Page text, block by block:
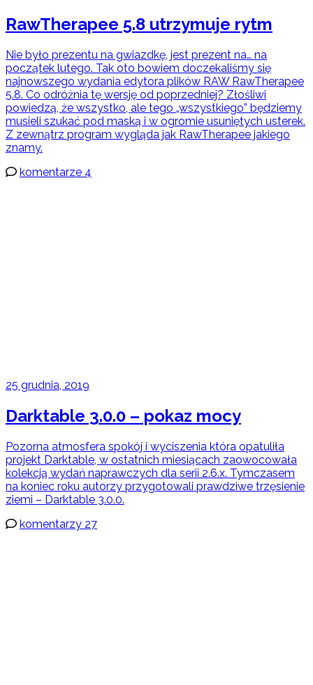
RawTherapee 5.8 utrzymuje rytm
Nie było prezentu na gwiazdkę, jest prezent na… na
początek lutego. Tak oto bowiem doczekaliśmy się
najnowszego wydania edytora plików RAW RawTherapee
5.8. Co odróżnia tę wersję od poprzedniej? Złośliwi
powiedzą, że wszystko, ale tego „wszystkiego” będziemy
musieli szukać pod maską i w ogromie usuniętych usterek.
Z zewnątrz program wygląda jak RawTherapee jakiego
znamy.
komentarze 4
25 grudnia, 2019
Darktable 3.0.0 – pokaz mocy
Pozorna atmosfera spokój i wyciszenia która opatuliła
projekt Darktable, w ostatnich miesiącach zaowocowała
kolekcją wydań naprawczych dla serii 2.6.x. Tymczasem
na koniec roku autorzy przygotowali prawdziwe trzęsienie
ziemi – Darktable 3.0.0.
komentarzy 27